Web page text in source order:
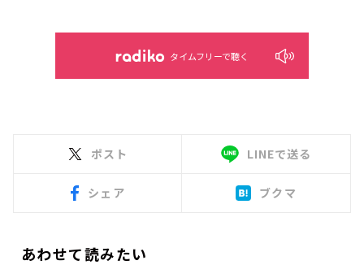
タイムフリーで聴く
ポスト LINEで送る
シェア ブクマ
あわせて読みたい